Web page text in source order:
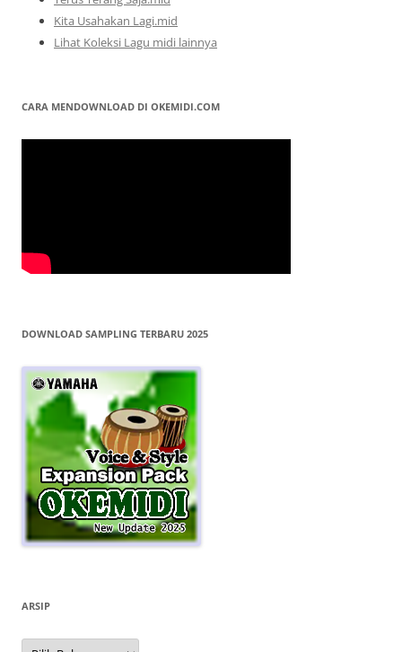
Kita Usahakan Lagi.mid
Lihat Koleksi Lagu midi lainnya
CARA MENDOWNLOAD DI OKEMIDI.COM
DOWNLOAD SAMPLING TERBARU 2025
ARSIP
Arsip